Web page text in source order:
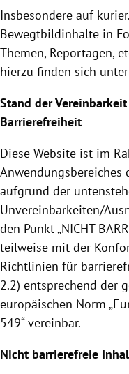
Insbesondere auf
Bewegtbildinhalte in
Themen, Reportagen,
hierzu finden sich unter
Stand der
Barrierefreiheit
Diese Website ist im
Anwendungsbereiches
aufgrund der
Unvereinbarkeiten/
den Punkt „NICHT
teilweise mit der
Richtlinien für
2.2) entsprechend der
europäischen Norm
549“ vereinbar.
Nicht barrierefreie